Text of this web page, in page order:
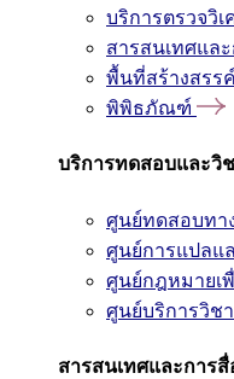
บริการตรวจวิ
สารสนเทศแล
พื้นที่สร้างสรรค์
พิพิธภัณฑ์
บริการทดสอบและวิ
ศูนย์ทดสอบทา
ศูนย์การแปลแ
ศูนย์กฎหมายเ
ศูนย์บริการวิช
สารสนเทศและการสื่